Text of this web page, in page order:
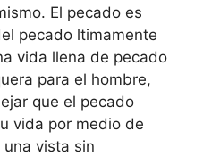
El pecado es
pecado ltimamente
vida llena de pecado
para el hombre,
que el pecado
vida por medio de
vista sin